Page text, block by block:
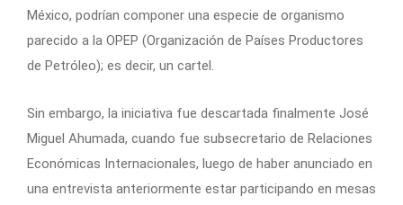
México, podrían componer una especie de organismo
parecido a la OPEP (Organización de Países Productores
de Petróleo); es decir, un cartel.
Sin embargo, la iniciativa fue descartada finalmente José
Miguel Ahumada, cuando fue subsecretario de Relaciones
Económicas Internacionales, luego de haber anunciado en
una entrevista anteriormente estar participando en mesas